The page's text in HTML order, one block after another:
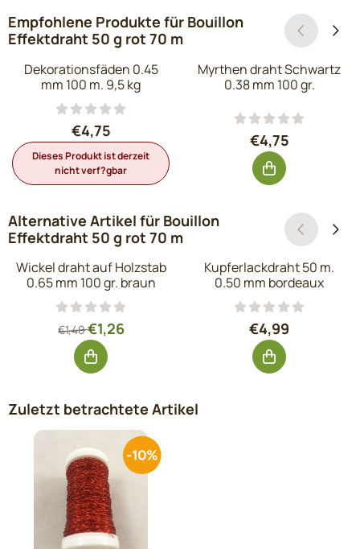
Empfohlene Produkte für Bouillon
Effektdraht 50 g rot 70 m
Dekorationsfäden 0.45
mm 100 m. 9,5 kg
Preis: 4,75, ohne MwSt.: 3,93
€4,75
Dieses Produkt ist derzeit
nicht verf?gbar
Myrthen draht Schwartz
0.38 mm 100 gr.
Preis: 4,75,
€4,75
Alternative Artikel für Bouillon
Effektdraht 50 g rot 70 m
Wickel draht auf Holzstab
0.65 mm 100 gr. braun
Von 1,40 für 1,26, ohne MwSt.: 1,04
€1,40€1,26
Kupferlackdraht 50 m.
0.50 mm bordeaux
Preis: 4,99,
€4,99
Zuletzt betrachtete Artikel